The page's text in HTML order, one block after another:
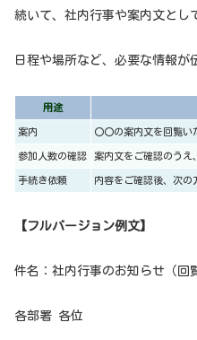
続いて、社内行事や案内文とし
日程や場所など、必要な情報が
用途
案内 〇〇の案内文を回覧い
参加人数の確認 案内文をご確認のうえ
手続き依頼 内容をご確認後、次の
【フルバージョン例文】
件名：社内行事のお知らせ（回
各部署 各位